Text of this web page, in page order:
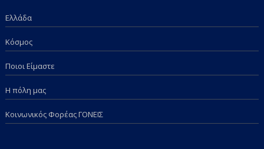
Ελλάδα
Κόσμος
Ποιοι Είμαστε
Η πόλη μας
Κοινωνικός Φορέας ΓΟΝΕΙΣ